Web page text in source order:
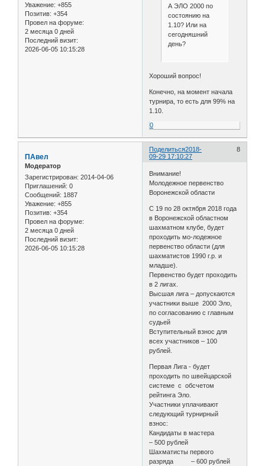
Уважение: +855
Позитив: +354
Провел на форуме:
2 месяца 0 дней
Последний визит:
2026-06-05 10:15:28
А ЭЛО 2000 по
состоянию на
1.10? Или на
сегодняшний
день?
Хороший вопрос!
Конечно, на момент начала
турнира, то есть для 99% на
1.10.
0
Поделиться 8
2018-
09-29 17:10:27
ПАвел
Модератор
Зарегистрирован: 2014-04-06
Приглашений: 0
Сообщений: 1887
Уважение: +855
Позитив: +354
Провел на форуме:
2 месяца 0 дней
Последний визит:
2026-06-05 10:15:28
Внимание!
Молодежное первенство
Воронежской области
С 19 по 28 октября 2018 года
в Воронежской областном
шахматном клубе, будет
проходить мо-лодежное
первенство области (для
шахматистов 1990 г.р. и
младше).
Первенство будет проходить
в 2 лигах.
Высшая лига – допускаются
участники выше 2000 Эло,
по согласованию с главным
судьей
Вступительный взнос для
всех участников – 100
рублей.
Первая Лига - будет
проходить по швейцарской
системе с обсчетом
рейтинга Эло.
Участники уплачивают
следующий турнирный
взнос:
Кандидаты в мастера
– 500 рублей
Шахматисты первого
разряда – 600 рублей